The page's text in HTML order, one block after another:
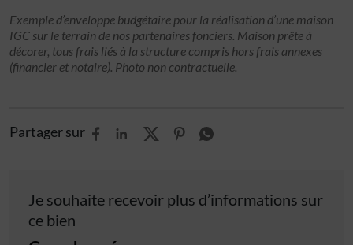
Exemple d’enveloppe budgétaire pour la réalisation d’une maison
IGC sur le terrain de nos partenaires fonciers. Maison prête à
décorer, tous frais liés à la structure compris hors frais annexes
(financier et notaire). Photo non contractuelle.
Partager sur
Je souhaite recevoir plus d’informations sur
ce bien